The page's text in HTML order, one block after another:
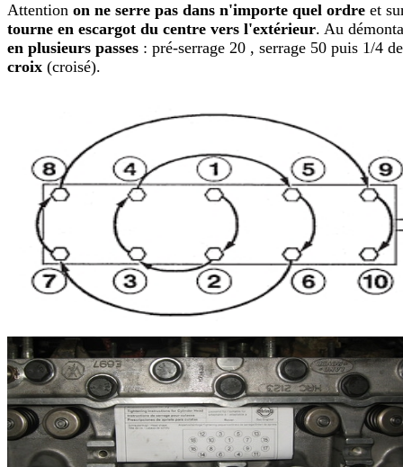
Attention on ne serre pas dans n'importe quel ordre et
tourne en escargot du centre vers l'extérieur. Au
en plusieurs passes : pré-serrage 20 , serrage 50 puis 1/4
croix (croisé).